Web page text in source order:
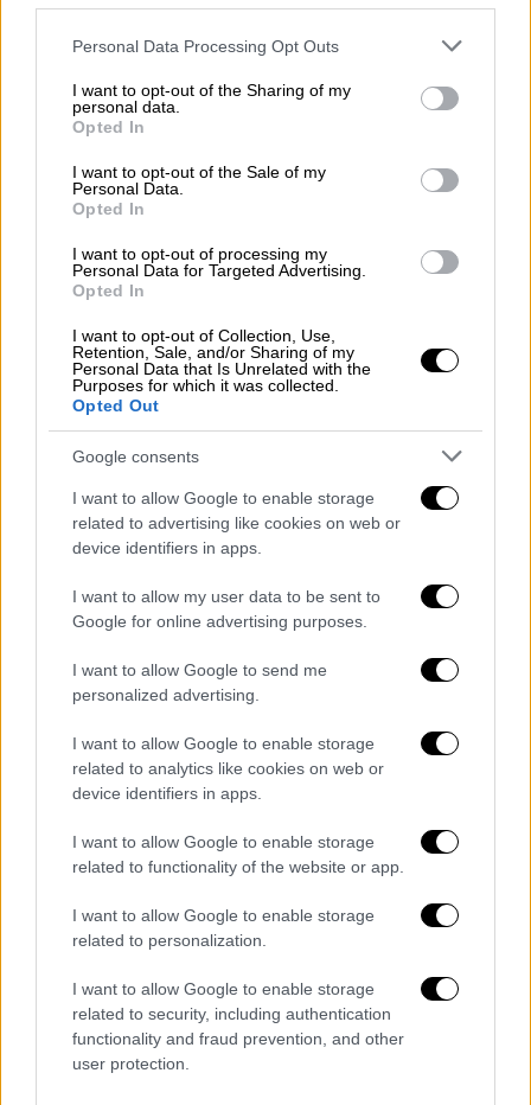
Please note that this website/app uses one or more Google
not limited to your visit or usage behaviour. You may click to
grant or deny consent to Google and its third-party tags to
use your data for below specified purposes in below Google
consent section.
Personal Data Processing Opt Outs
I want to opt-out of the Sharing of my
personal data.
Opted In
I want to opt-out of the Sale of my
Personal Data.
Opted In
I want to opt-out of processing my
Personal Data for Targeted Advertising.
Opted In
I want to opt-out of Collection, Use,
Retention, Sale, and/or Sharing of my
Personal Data that Is Unrelated with the
Purposes for which it was collected.
Opted Out
Google consents
I want to allow Google to enable storage
related to advertising like cookies on web or
device identifiers in apps.
I want to allow my user data to be sent to
Google for online advertising purposes.
I want to allow Google to send me
personalized advertising.
I want to allow Google to enable storage
related to analytics like cookies on web or
device identifiers in apps.
I want to allow Google to enable storage
related to functionality of the website or app.
I want to allow Google to enable storage
related to personalization.
I want to allow Google to enable storage
related to security, including authentication
functionality and fraud prevention, and other
user protection.
Η εξαφάνιση της πτήσης MH370
παραμένει μυστήριο, 10 χρόνια μετά -
Η Μαλαισία πιέζει για έρευνες
Συνεχίζουν να διεκδικούν
Οι αγρότες σε όλη τηνΕυρώπη
διαδηλώνουν
εδώ και εβδομάδες για αυτά που
χαρακτηρίζουν ως υπερβολικά περιοριστικά
μέτρα προστασίας του περιβάλλοντος, για
την προστασία του ανταγωνισμού των τιμών
από φθηνές εισαγωγές αγροτικών
προϊόντων από χώρες εκτός της
Ευρωπαϊκής Ένωσης
μείωση της αύξησης του κόστους
παραγωγής που μειώνει τα αγροτικά
εισοδήματα.
Ρουσόμίλησε στην τηλεόρασηBFM TV
κατά την τελευταία ημέρα τηςΑγροτικής
Έκθεσης τουΠαρισιού και πριν από την
συνάντησή του με τον πρόεδρο
μαζί με άλλους εκπροσώπους
αγροτικών ενώσεων, στο προεδρικό μέγαρο
Ηλυσίωνστα μέσα
ΕΘΝΟΣ θα παρεμβαίνει και τα προσβλητικά σχόλια θα
διαγράφονται